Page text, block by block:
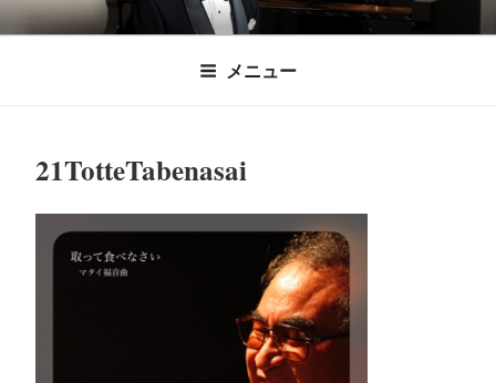
コ
時田直也 声楽
歌うことは希望を語ること、生きることは喜
びも悲しみもわかちあうことかけがえのない
メニュー
21TotteTabenasai